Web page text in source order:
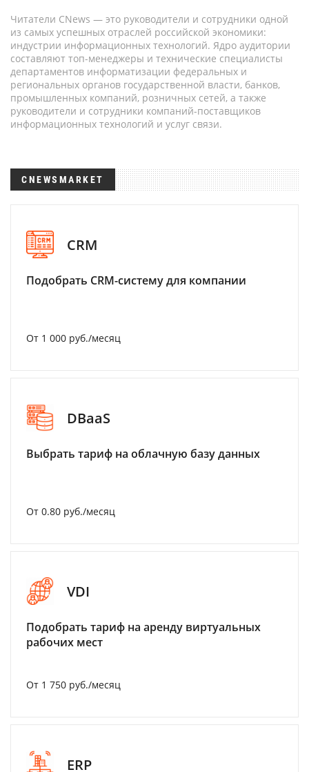
Читатели CNews — это руководители и сотрудники одной
из самых успешных отраслей российской экономики:
индустрии информационных технологий. Ядро аудитории
составляют топ-менеджеры и технические специалисты
департаментов информатизации федеральных и
региональных органов государственной власти, банков,
промышленных компаний, розничных сетей, а также
руководители и сотрудники компаний-поставщиков
информационных технологий и услуг связи.
CNEWSMARKET
CRM
Подобрать CRM-систему для компании
От 1 000 руб./месяц
DBaaS
Выбрать тариф на облачную базу данных
От 0.80 руб./месяц
VDI
Подобрать тариф на аренду виртуальных
рабочих мест
От 1 750 руб./месяц
ERP